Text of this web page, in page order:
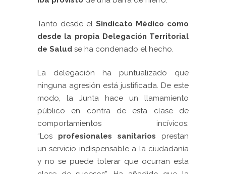
Tanto desde el Sindicato Médico como
desde la propia Delegación Territorial
de Salud se ha condenado el hecho.
La delegación ha puntualizado que
ninguna agresión está justificada. De este
modo, la Junta hace un llamamiento
público en contra de esta clase de
comportamientos incívicos:
“Los profesionales sanitarios prestan
un servicio indispensable a la ciudadanía
y no se puede tolerar que ocurran esta